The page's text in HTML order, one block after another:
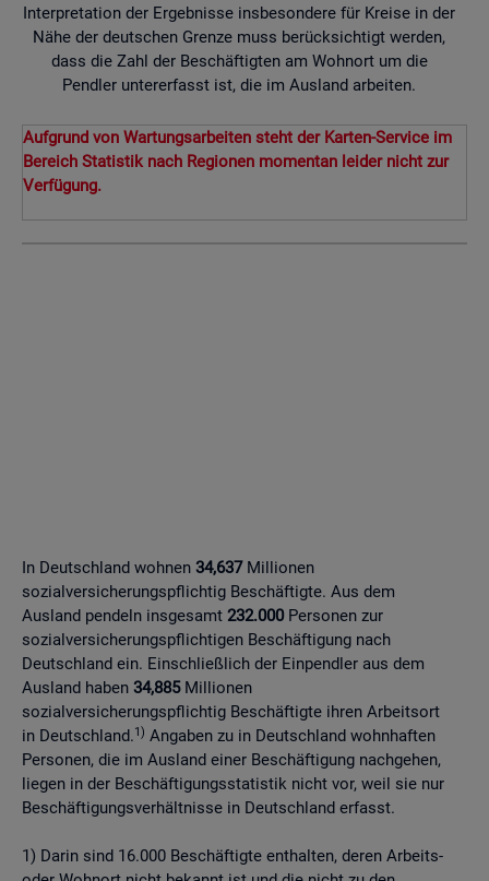
Interpretation der Ergebnisse insbesondere für Kreise in der
Nähe der deutschen Grenze muss berücksichtigt werden,
dass die Zahl der Beschäftigten am Wohnort um die
Pendler untererfasst ist, die im Ausland arbeiten.
Aufgrund von Wartungsarbeiten steht der Karten-Service im
Bereich Statistik nach Regionen momentan leider nicht zur
Verfügung.
In Deutschland wohnen 34,637Millionen
sozialversicherungspflichtig Beschäftigte. Aus dem
Ausland pendeln insgesamt 232.000Personen zur
sozialversicherungspflichtigen Beschäftigung nach
Deutschland ein. Einschließlich der Einpendler aus dem
Ausland haben 34,885Millionen
sozialversicherungspflichtig Beschäftigte ihren Arbeitsort
in Deutschland.1) Angaben zu in Deutschland wohnhaften
Personen, die im Ausland einer Beschäftigung nachgehen,
liegen in der Beschäftigungsstatistik nicht vor, weil sie nur
Beschäftigungsverhältnisse in Deutschland erfasst.
1) Darin sind 16.000 Beschäftigte enthalten, deren Arbeits-